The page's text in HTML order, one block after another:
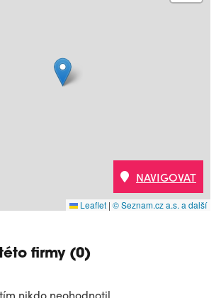
Leaflet | © Seznam.cz a.s. a další
NAVIGOVAT
firmy (0)